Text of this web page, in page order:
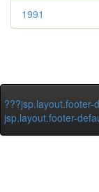
1991
???jsp.layout.footer-
jsp.layout.footer-